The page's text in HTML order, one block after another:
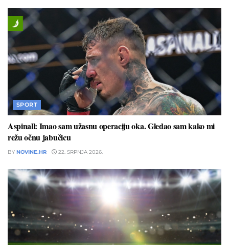
SPORT
Aspinall: Imao sam užasnu operaciju oka. Gledao sam kako mi
režu očnu jabučicu
BY NOVINE.HR 22. SRPNJA 2026.